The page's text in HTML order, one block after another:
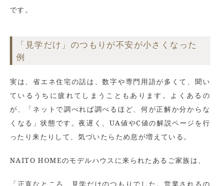
です。
「見学だけ」のつもりが不安が小さくなった
例
実は、省エネ住宅の話は、数字や専門用語が多くて、聞い
ているうちに疲れてしまうこともあります。よくあるの
が、「ネットで調べれば調べるほど、何が正解か分からな
くなる」状態です。夜遅く、UA値やC値の解説ページを行
ったり来たりして、気づいたらため息が増えている。
NAITO HOMEのモデルハウスに来られたあるご家族は、
「正直なところ、見学だけのつもりでした。営業されるの